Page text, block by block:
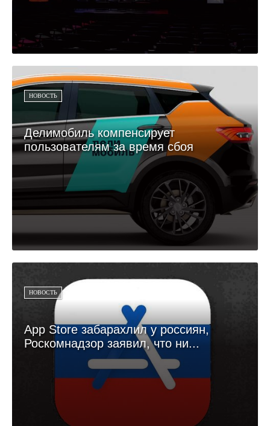
НОВОСТЬ
Делимобиль компенсирует
пользователям за время сбоя
НОВОСТЬ
App Store забарахлил у россиян,
Роскомнадзор заявил, что ни...